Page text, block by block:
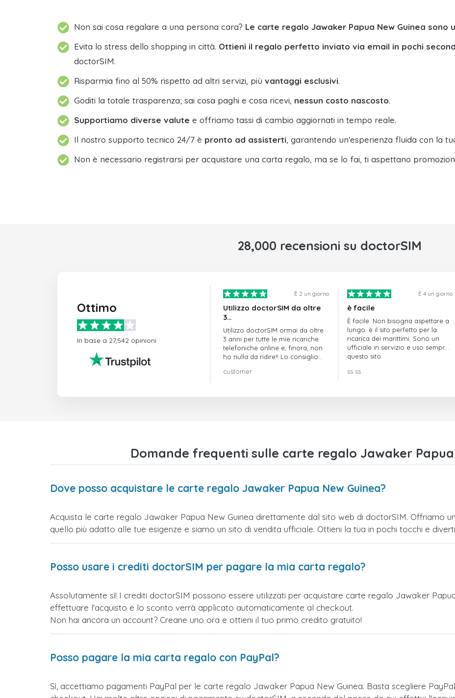
Non sai cosa regalare a una persona cara? Le carte regalo Jawaker Papua New Guinea sono
Evita lo stress dello shopping in città. Ottieni il regalo perfetto inviato via email in pochi
doctorSIM.
Risparmia fino al 50% rispetto ad altri servizi, più vantaggi esclusivi.
Goditi la totale trasparenza; sai cosa paghi e cosa ricevi, nessun costo nascosto.
Supportiamo diverse valute e offriamo tassi di cambio aggiornati in tempo reale.
Il nostro supporto tecnico 24/7 è pronto ad assisterti, garantendo un'esperienza fluida con la
Non è necessario registrarsi per acquistare una carta regalo, ma se lo fai, ti aspettano
28,000 recensioni su doctorSIM
Ottimo
In base a 27,542 opinioni
È 2 un giorno
Utilizzo doctorSIM da oltre
3…
Utilizzo doctorSIM ormai da oltre
3 anni per tutte le mie ricariche
telefoniche online e, finora, non
ho nulla da ridire!! Lo consiglio
customer
È 4 un giorno
è facile
È facile. Non bisogna aspettare a
lungo: è il sito perfetto per la
ricarica dei marittimi. Sono un
ufficiale in servizio e uso sempre
questo sito.
ss ss
Domande frequenti sulle carte regalo Jawaker Papua
Dove posso acquistare le carte regalo Jawaker Papua New Guinea?
Acquista le carte regalo Jawaker Papua New Guinea direttamente dal sito web di doctorSIM. Offriamo
quello più adatto alle tue esigenze e siamo un sito di vendita ufficiale. Ottieni la tua in pochi tocchi e
Posso usare i crediti doctorSIM per pagare la mia carta regalo?
Assolutamente sì! I crediti doctorSIM possono essere utilizzati per acquistare carte regalo Jawaker
effettuare l'acquisto e lo sconto verrà applicato automaticamente al checkout.
Non hai ancora un account? Creane uno ora e ottieni il tuo primo credito gratuito!
Posso pagare la mia carta regalo con PayPal?
Sì, accettiamo pagamenti PayPal per le carte regalo Jawaker Papua New Guinea. Basta scegliere